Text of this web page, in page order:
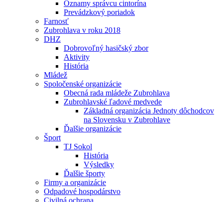
Oznamy správcu cintorína
Prevádzkový poriadok
Farnosť
Zubrohlava v roku 2018
DHZ
Dobrovoľný hasičský zbor
Aktivity
História
Mládež
Spoločenské organizácie
Obecná rada mládeže Zubrohlava
Zubrohlavské ľadové medvede
Základná organizácia Jednoty dôchodcov
na Slovensku v Zubrohlave
Ďalšie organizácie
Šport
TJ Sokol
História
Výsledky
Ďalšie športy
Firmy a organizácie
Odpadové hospodárstvo
Civilná ochrana